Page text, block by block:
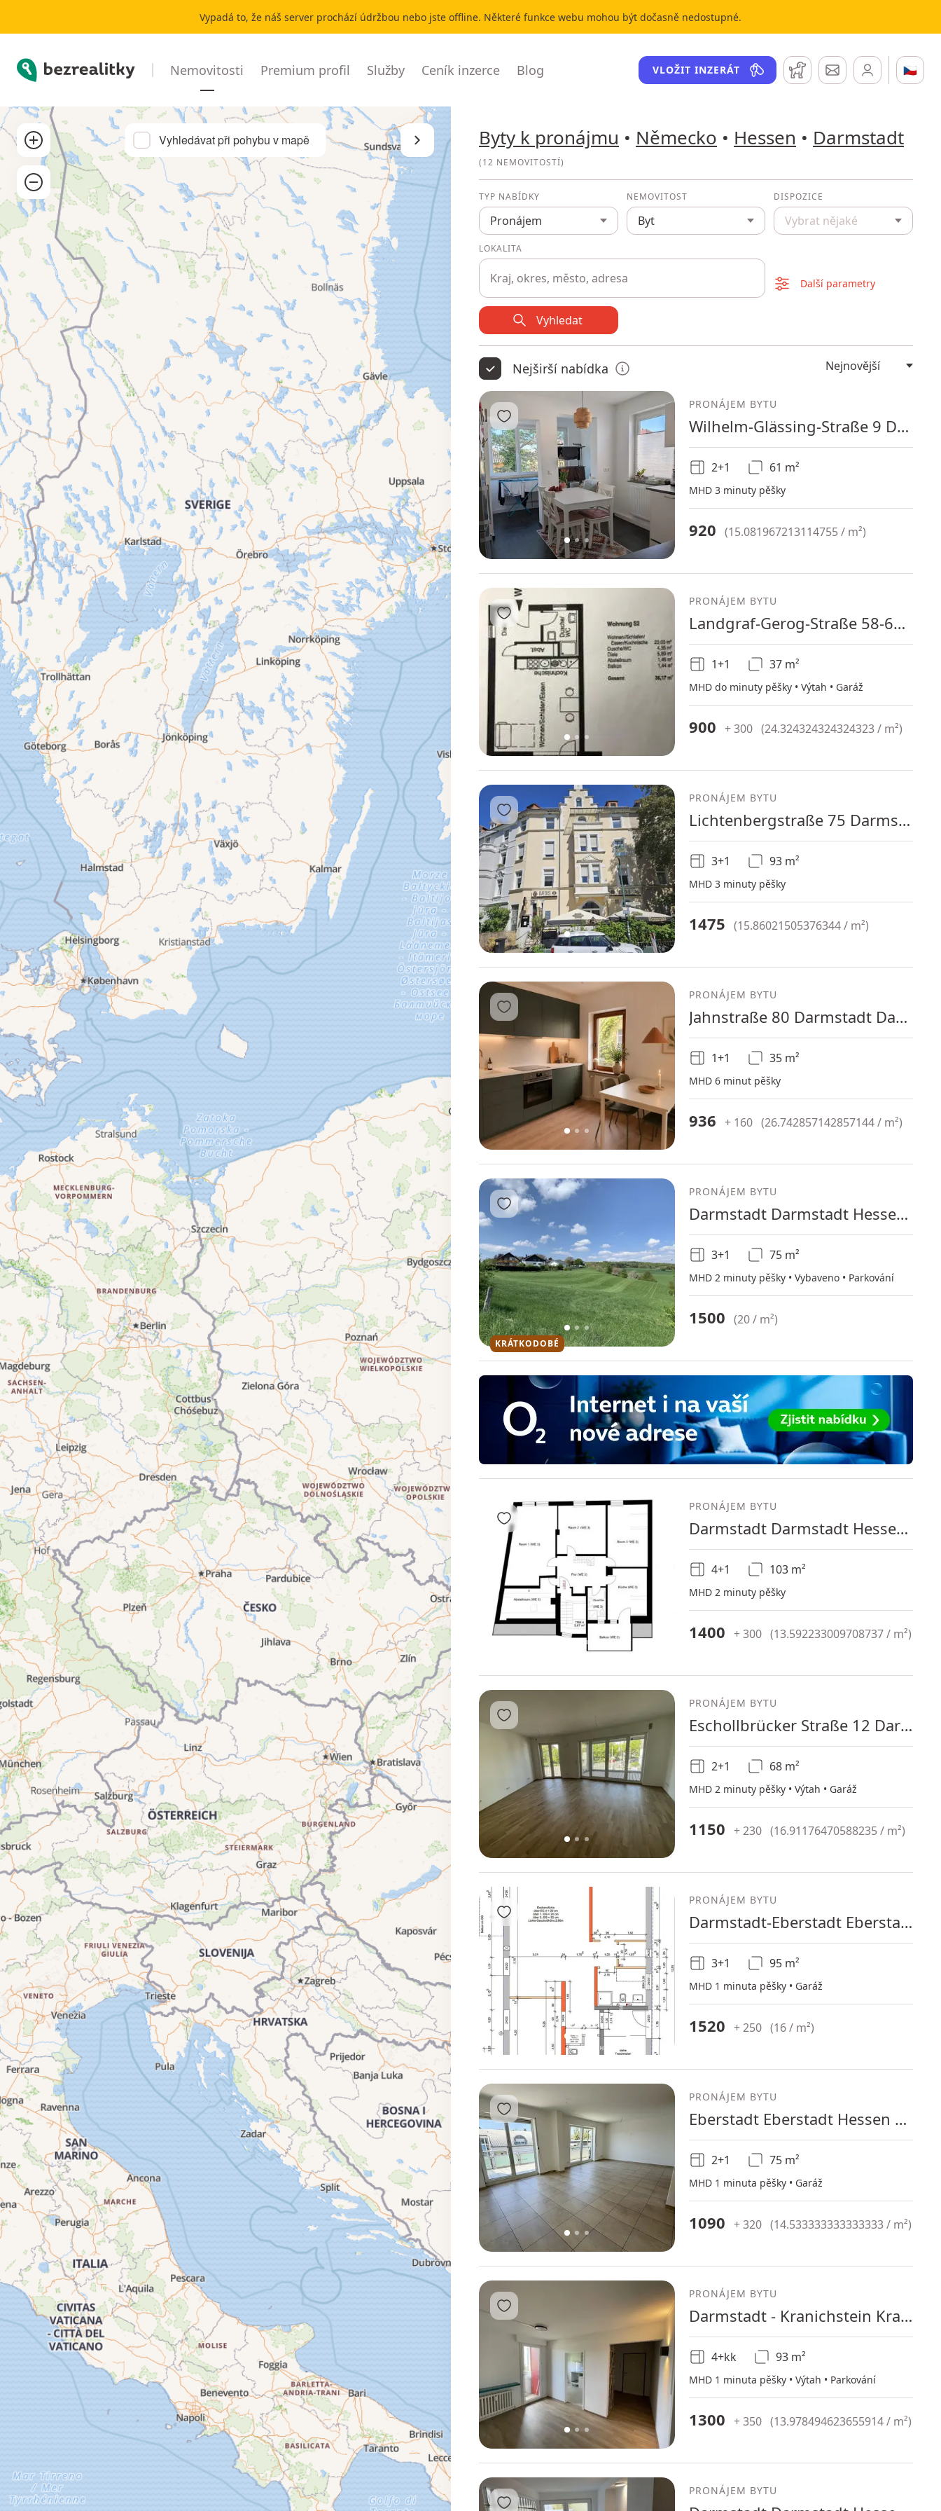
Vypadá to, že náš server prochází údržbou nebo jste offline. Některé funkce webu mohou být dočasně nedostupné.
Bezrealitky Nemovitosti Premium profil Služby Ceník inzerce Blog VLOŽIT INZERÁT Hlídací pesZprávy 🇨🇿
Přibližít
Oddálit
Vyhledávat při pohybu v mapě Skrýt seznamByty k pronájmu • Německo • Hessen • Darmstadt
(12 NEMOVITOSTÍ)
TYP NABÍDKY
Pronájem
NEMOVITOST
Byt
DISPOZICE
Vybrat nějaké
LOKALITA
Další parametry
Vyhledat
Nejširší nabídka
12 3
Přidat do oblíbených
PRONÁJEM BYTU
Wilhelm-Glässing-Straße 9 Darmstadt Darmstadt Hessen 64283
2+1 61 m²
MHD 3 minuty pěšky
920 (15.081967213114755 / m²)
12 3
Přidat do oblíbených
PRONÁJEM BYTU
Landgraf-Gerog-Straße 58-60 Darmstadt Darmstadt Hessen 64283
1+1 37 m²
MHD do minuty pěšky • Výtah • Garáž
900 + 300 (24.324324324324323 / m²)
12 3
Přidat do oblíbených
PRONÁJEM BYTU
Lichtenbergstraße 75 Darmstadt Darmstadt Hessen 64289
3+1 93 m²
MHD 3 minuty pěšky
1475 (15.86021505376344 / m²)
1 2 3
Přidat do oblíbených
PRONÁJEM BYTU
Jahnstraße 80 Darmstadt Darmstadt Hessen 64285
1+1 35 m²
MHD 6 minut pěšky
936 + 160 (26.742857142857144 / m²)
12 3
Přidat do oblíbených
KRÁTKODOBÉ
PRONÁJEM BYTU
Darmstadt Darmstadt Hessen 64285
3+1 75 m²
MHD 2 minuty pěšky • Vybaveno • Parkování
1500 (20 / m²)
3
Přidat do oblíbených
PRONÁJEM BYTU
Darmstadt Darmstadt Hessen 64285
4+1 103 m²
MHD 2 minuty pěšky
1400 + 300 (13.592233009708737 / m²)
12 3
Přidat do oblíbených
PRONÁJEM BYTU
Eschollbrücker Straße 12 Darmstadt Darmstadt Hessen 64283
2+1 68 m²
MHD 2 minuty pěšky • Výtah • Garáž
1150 + 230 (16.91176470588235 / m²)
12
Přidat do oblíbených
PRONÁJEM BYTU
Darmstadt-Eberstadt Eberstadt Hessen 64297
3+1 95 m²
MHD 1 minuta pěšky • Garáž
1520 + 250 (16 / m²)
12 3
Přidat do oblíbených
PRONÁJEM BYTU
Eberstadt Eberstadt Hessen 64297
2+1 75 m²
MHD 1 minuta pěšky • Garáž
1090 + 320 (14.533333333333333 / m²)
12 3
Přidat do oblíbených
PRONÁJEM BYTU
Darmstadt - Kranichstein Kranichstein Hessen 64289
4+kk 93 m²
MHD 1 minuta pěšky • Výtah • Parkování
1300 + 350 (13.978494623655914 / m²)
Přidat do oblíbených
PRONÁJEM BYTU